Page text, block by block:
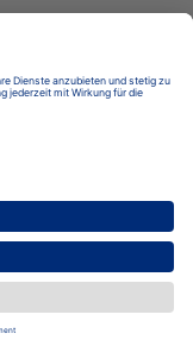
Nahverkehr